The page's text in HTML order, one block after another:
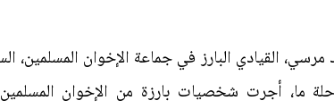
القيادي البارز في جماعة الإخوان
مماثلة. وفي مرحلة ما، أجرت شخصيات بارزة من الإخوان